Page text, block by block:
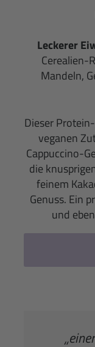
Leckerer
Cerealien-
Mandeln,
Dieser
veganen
Cappuccino-
die
feinem
Genuss. Ein
und